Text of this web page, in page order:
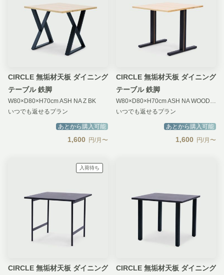
CIRCLE 無垢材天板 ダイニング
テーブル 鉄脚
W80×D80×H70cm ASH NA Z BK
いつでも返せるプラン
あとから購入可能
1,600 円/月〜
CIRCLE 無垢材天板 ダイニング
テーブル 鉄脚
W80×D80×H70cm ASH NA WOOD&STEEL T-LEG
いつでも返せるプラン
あとから購入可能
1,600 円/月〜
入荷待ち
CIRCLE 無垢材天板 ダイニング
CIRCLE 無垢材天板 ダイニング